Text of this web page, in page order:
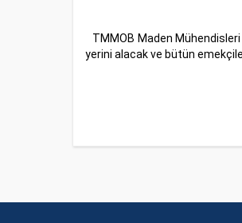
TMMOB Maden Mühendisleri
yerini alacak ve bütün